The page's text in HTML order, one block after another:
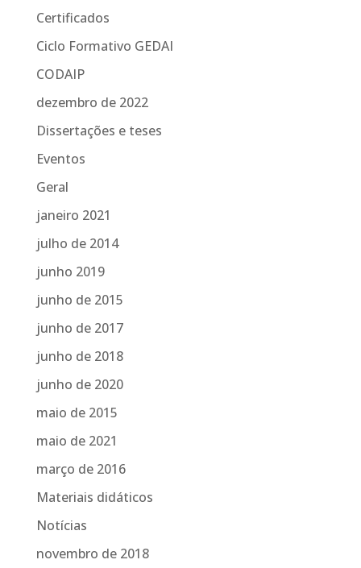
Certificados
Ciclo Formativo GEDAI
CODAIP
dezembro de 2022
Dissertações e teses
Eventos
Geral
janeiro 2021
julho de 2014
junho 2019
junho de 2015
junho de 2017
junho de 2018
junho de 2020
maio de 2015
maio de 2021
março de 2016
Materiais didáticos
Notícias
novembro de 2018